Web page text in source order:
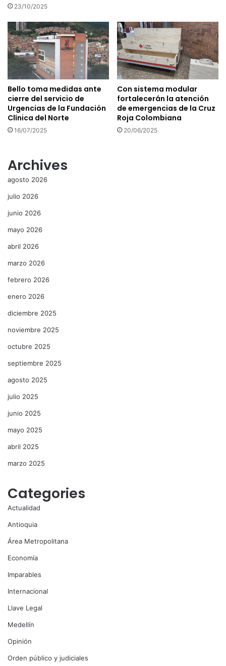
23/10/2025
Bello toma medidas ante
cierre del servicio de
Urgencias de la Fundación
Clínica del Norte
16/07/2025
Con sistema modular
fortalecerán la atención
de emergencias de la Cruz
Roja Colombiana
20/06/2025
Archives
agosto 2026
julio 2026
junio 2026
mayo 2026
abril 2026
marzo 2026
febrero 2026
enero 2026
diciembre 2025
noviembre 2025
octubre 2025
septiembre 2025
agosto 2025
julio 2025
junio 2025
mayo 2025
abril 2025
marzo 2025
Categories
Actualidad
Antioquia
Área Metropolitana
Economía
Imparables
Internacional
Llave Legal
Medellín
Opinión
Orden público y judiciales